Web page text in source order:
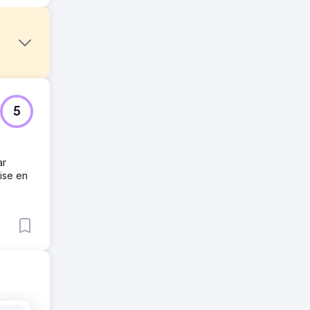
om
met
5
en